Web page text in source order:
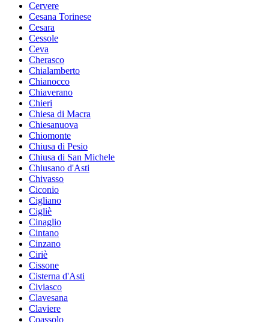
Cervere
Cesana Torinese
Cesara
Cessole
Ceva
Cherasco
Chialamberto
Chianocco
Chiaverano
Chieri
Chiesa di Macra
Chiesanuova
Chiomonte
Chiusa di Pesio
Chiusa di San Michele
Chiusano d'Asti
Chivasso
Ciconio
Cigliano
Cigliè
Cinaglio
Cintano
Cinzano
Ciriè
Cissone
Cisterna d'Asti
Civiasco
Clavesana
Claviere
Coassolo